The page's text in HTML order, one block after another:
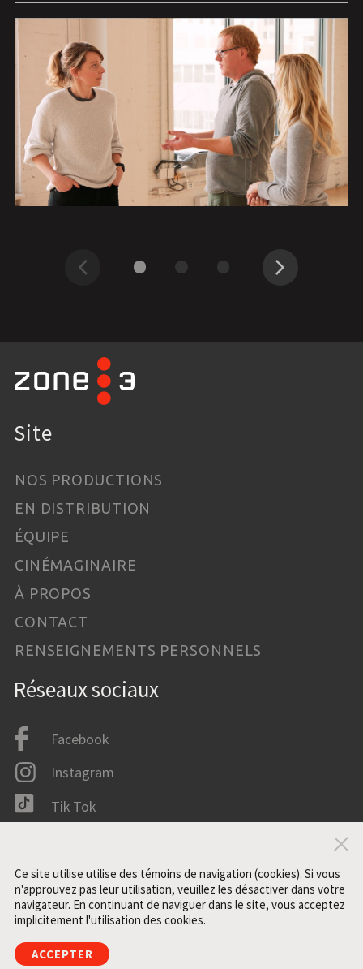
Précédent Suivant
Site
NOS PRODUCTIONS
EN DISTRIBUTION
ÉQUIPE
CINÉMAGINAIRE
À PROPOS
CONTACT
RENSEIGNEMENTS PERSONNELS
Réseaux sociaux
Facebook
Instagram
Tik Tok
IMDB
Tous droits réservés. ©2021 ZONE3
Ce site utilise utilise des témoins de navigation (cookies). Si vous
n'approuvez pas leur utilisation, veuillez les désactiver dans votre
navigateur. En continuant de naviguer dans le site, vous acceptez
implicitement l'utilisation des cookies.
ACCEPTER